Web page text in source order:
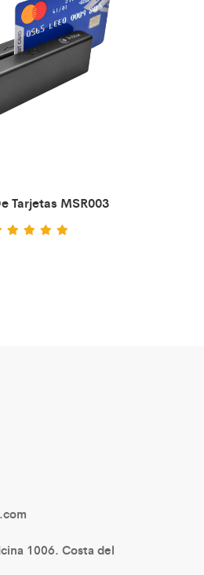
Tarjetas MSR003
1006. Costa del